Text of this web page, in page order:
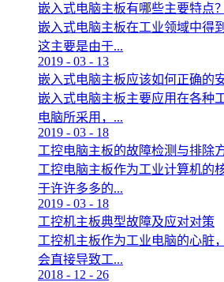
嵌入式电脑主板有哪些主要特点？
嵌入式电脑主板在工业领域中得
这主要是由于...
2019 - 03 - 13
嵌入式电脑主板应该如何正确的
嵌入式电脑主板主要应用在各种
电脑所采用，...
2019 - 03 - 18
工控电脑主板的故障检测与排除
工控电脑主板作为工业计算机的
于许许多多的...
2019 - 03 - 18
工控机主板典型故障及应对对策
工控机主板作为工业电脑的心脏
会直接导致工...
2018 - 12 - 26